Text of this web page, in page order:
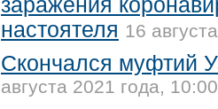
заражения
настоятеля 16
Скончался муфтий
августа 2021 года, 10:00